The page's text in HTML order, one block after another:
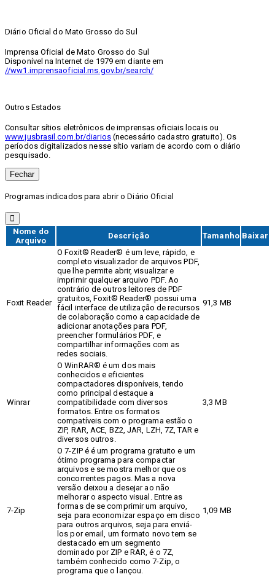
Diário Oficial do Mato Grosso do Sul
Imprensa Oficial de Mato Grosso do Sul
Disponível na Internet de 1979 em diante em
//ww1.imprensaoficial.ms.gov.br/search/
Outros Estados
Consultar sítios eletrônicos de imprensas oficiais locais ou
www.jusbrasil.com.br/diarios(necessário cadastro gratuito). Os
períodos digitalizados nesse sítio variam de acordo com o diário
pesquisado.
Fechar
Programas indicados para abrir o Diário Oficial
Nome do
Arquivo
Descrição Tamanho Baixar
Foxit Reader
O Foxit® Reader® é um leve, rápido, e
completo visualizador de arquivos PDF,
que lhe permite abrir, visualizar e
imprimir qualquer arquivo PDF. Ao
contrário de outros leitores de PDF
gratuitos, Foxit® Reader® possui uma
fácil interface de utilização de recursos
de colaboração como a capacidade de
adicionar anotações para PDF,
preencher formulários PDF, e
compartilhar informações com as
redes sociais.
91,3 MB
Winrar
O WinRAR® é um dos mais
conhecidos e eficientes
compactadores disponíveis, tendo
como principal destaque a
compatibilidade com diversos
formatos. Entre os formatos
compatíveis com o programa estão o
ZIP, RAR, ACE, BZ2, JAR, LZH, 7Z, TAR e
diversos outros.
3,3 MB
7-Zip
O 7-ZIP é é um programa gratuito e um
ótimo programa para compactar
arquivos e se mostra melhor que os
concorrentes pagos. Mas a nova
versão deixou a desejar ao não
melhorar o aspecto visual. Entre as
formas de se comprimir um arquivo,
seja para economizar espaço em disco
para outros arquivos, seja para enviá-
los por email, um formato novo tem se
destacado em um segmento
dominado por ZIP e RAR, é o 7Z,
também conhecido como 7-Zip, o
programa que o lançou.
1,09 MB